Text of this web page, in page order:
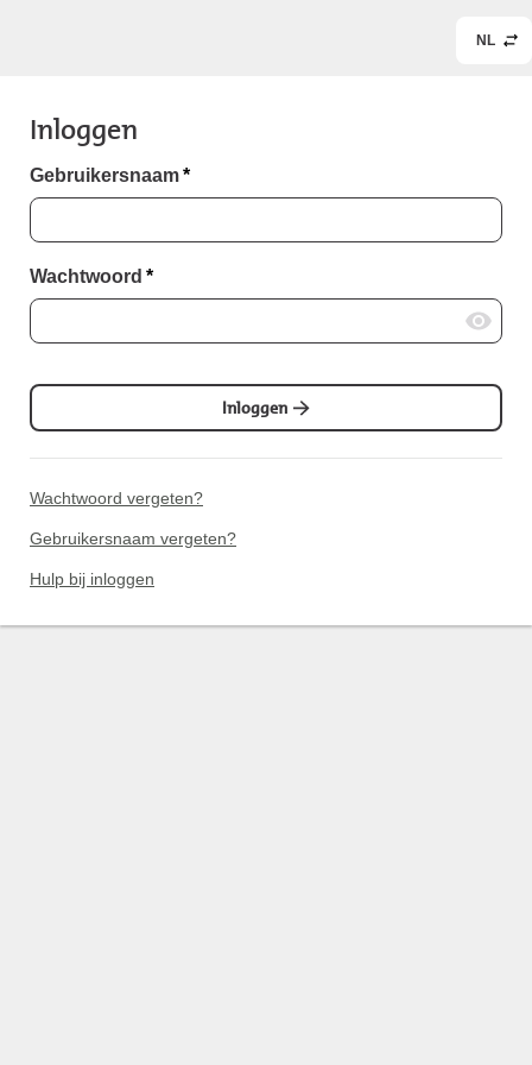
NL
Inloggen
Gebruikersnaam*
Wachtwoord *
Inloggen
Wachtwoord vergeten?
Gebruikersnaam vergeten?
Hulp bij inloggen